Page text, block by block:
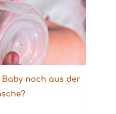
noch aus der